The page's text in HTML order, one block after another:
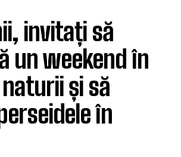
invitați să
un weekend în
și să
în